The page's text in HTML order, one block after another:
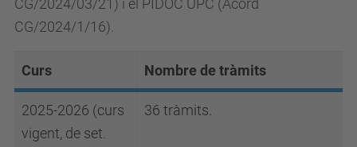
CG/2024/03/21) i el PIDOC UPC (Acord
CG/2024/1/16).
Curs Nombre de tràmits
2025-2026 (curs
vigent, de set.
36 tràmits.